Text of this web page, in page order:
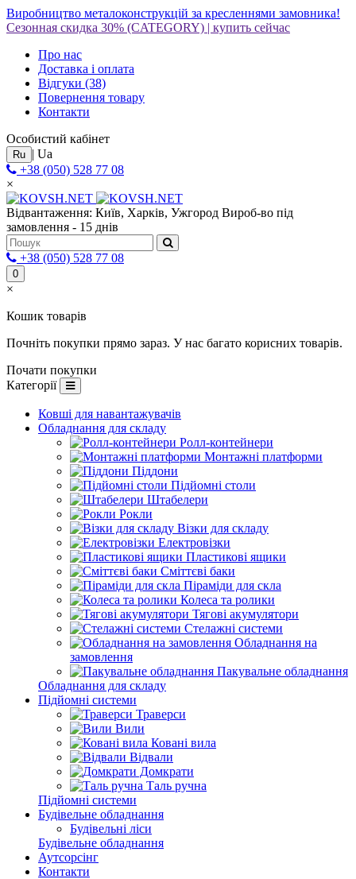
Виробництво металоконструкцій за кресленнями замовника!
Сезонная скидка 30% (CATEGORY) | купить сейчас
Про нас
Доставка і оплата
Відгуки (38)
Повернення товару
Контакти
Особистий кабінет
Ru | Ua
+38 (050) 528 77 08
×
Відвантаження: Київ, Харків, Ужгород Вироб-во під
замовлення - 15 днів
+38 (050) 528 77 08
0
×
Кошик товарів
Почніть покупки прямо зараз. У нас багато корисних товарів.
Почати покупки
Категорії
Ковші для навантажувачів
Обладнання для складу
Ролл-контейнери
Монтажні платформи
Піддони
Підйомні столи
Штабелери
Рокли
Візки для складу
Електровізки
Пластикові ящики
Сміттєві баки
Піраміди для скла
Колеса та ролики
Тягові акумулятори
Стелажні системи
Обладнання на
замовлення
Пакувальне обладнання
Обладнання для складу
Підйомні системи
Траверси
Вили
Ковані вила
Відвали
Домкрати
Таль ручна
Підйомні системи
Будівельне обладнання
Будівельні ліси
Будівельне обладнання
Аутсорсінг
Контакти